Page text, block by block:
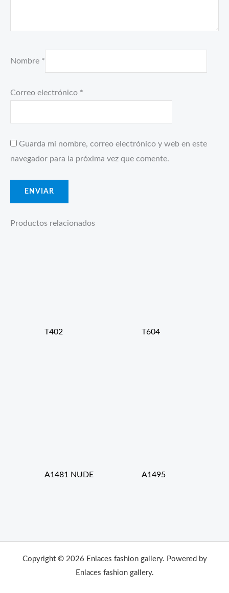
Nombre *
Correo electrónico *
Guarda mi nombre, correo electrónico y web en este
navegador para la próxima vez que comente.
Productos relacionados
T402 T604
A1481 NUDE A1495
Copyright © 2026 Enlaces fashion gallery. Powered by
Enlaces fashion gallery.